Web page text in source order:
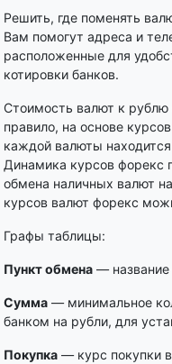
Решить, где поменять
Вам помогут адреса и
расположенные для
котировки банков.
Стоимость валют к рублю
правило, на основе
каждой валюты
Динамика курсов форекс
обмена наличных валют
курсов валют форекс
Графы таблицы:
Пункт обмена — название
Сумма — минимальное
банком на рубли, для
Покупка — курс покупки